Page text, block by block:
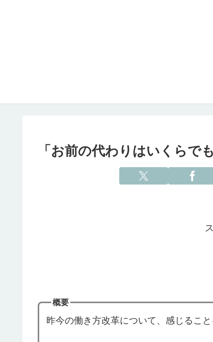
「お前の代わりはいくらで
概要
昨今の働き方改革について、感じること